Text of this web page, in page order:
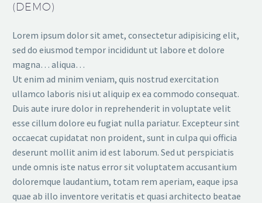
(DEMO)
Lorem ipsum dolor sit amet, consectetur adipisicing elit,
sed do eiusmod tempor incididunt ut labore et dolore
magna… aliqua…
Ut enim ad minim veniam, quis nostrud exercitation
ullamco laboris nisi ut aliquip ex ea commodo consequat.
Duis aute irure dolor in reprehenderit in voluptate velit
esse cillum dolore eu fugiat nulla pariatur. Excepteur sint
occaecat cupidatat non proident, sunt in culpa qui officia
deserunt mollit anim id est laborum. Sed ut perspiciatis
unde omnis iste natus error sit voluptatem accusantium
doloremque laudantium, totam rem aperiam, eaque ipsa
quae ab illo inventore veritatis et quasi architecto beatae